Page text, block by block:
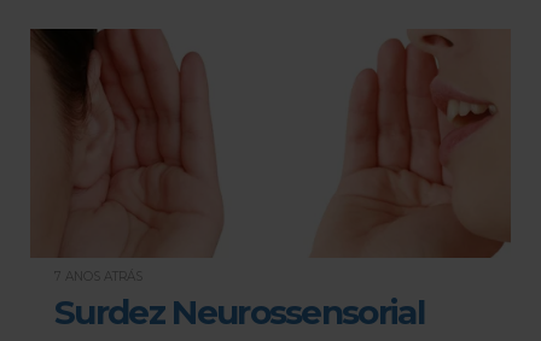
7 ANOS ATRÁS
Surdez Neurossensorial